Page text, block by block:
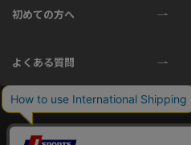
サイクル小物
初めての方へ
よくある質問